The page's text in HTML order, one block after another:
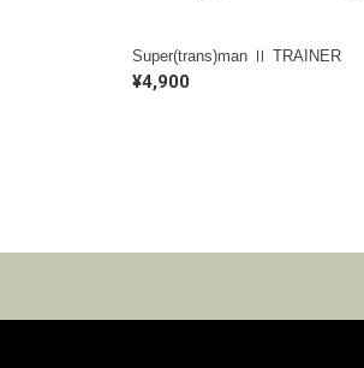
Super(trans)man Ⅱ TRAINER
¥4,900
トップス ボトムス